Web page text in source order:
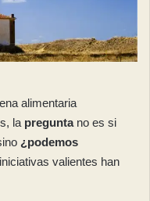
alimentaria
la preguntano es si
¿podemos
valientes han